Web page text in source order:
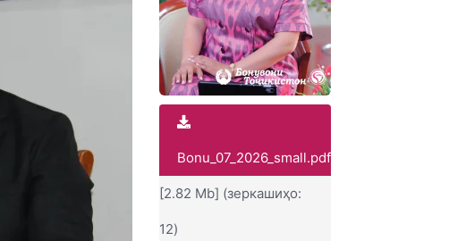
Bonu_07_2026_small.pdf
[2.82 Mb] (зеркашиҳо:
12)